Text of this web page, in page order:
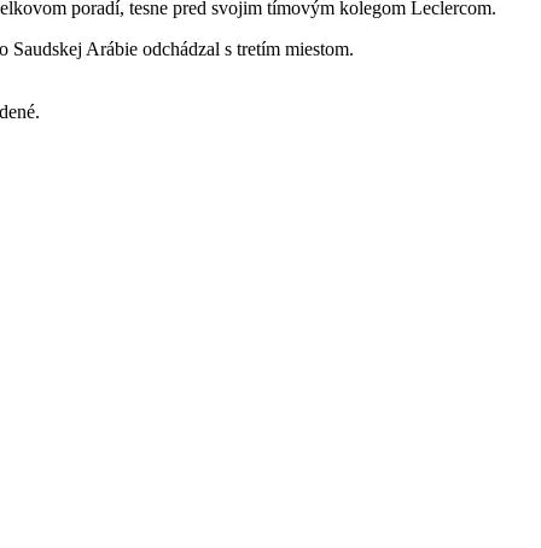
poradí, tesne pred svojim tímovým kolegom Leclercom.
Arábie odchádzal s tretím miestom.